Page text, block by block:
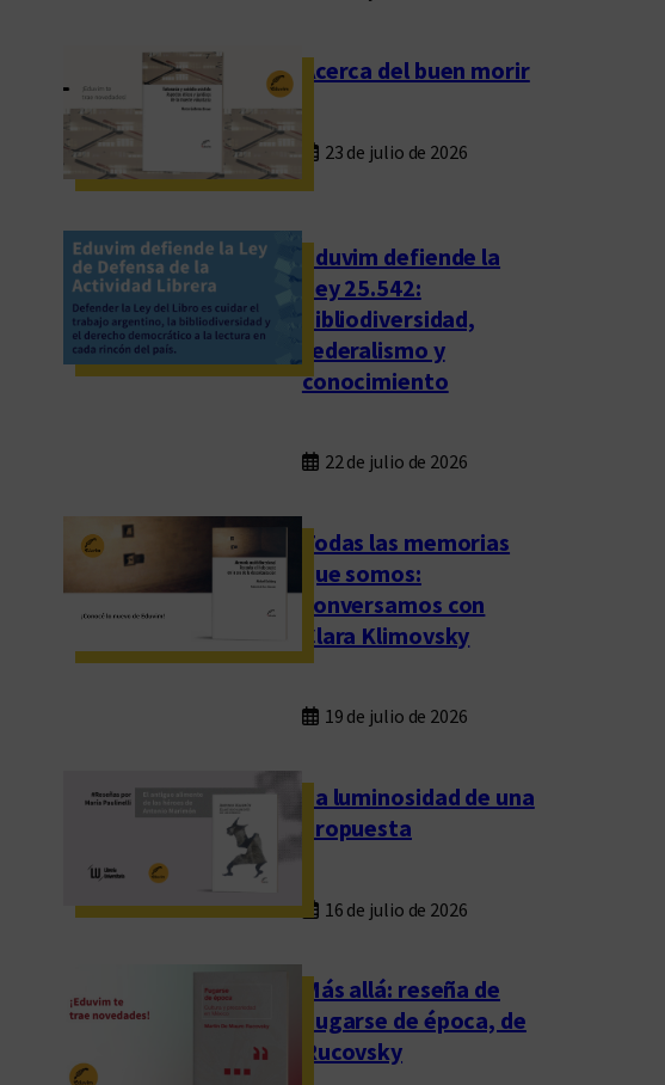
Acerca del buen morir
23 de julio de 2026
Eduvim defiende la
Ley 25.542:
bibliodiversidad,
federalismo y
conocimiento
22 de julio de 2026
Todas las memorias
que somos:
conversamos con
Clara Klimovsky
19 de julio de 2026
La luminosidad de una
propuesta
16 de julio de 2026
Más allá: reseña de
Fugarse de época, de
Rucovsky